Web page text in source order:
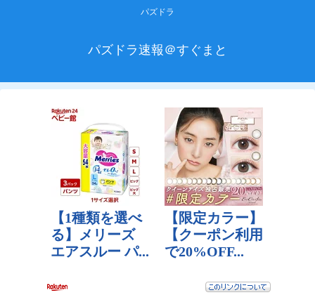
パズドラ
パズドラ速報＠すぐまと